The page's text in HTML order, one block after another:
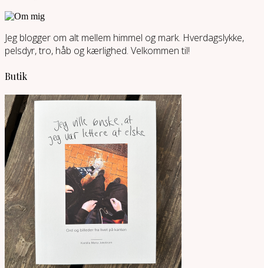
Jeg blogger om alt mellem himmel og mark. Hverdagslykke,
pelsdyr, tro, håb og kærlighed. Velkommen til!
Butik